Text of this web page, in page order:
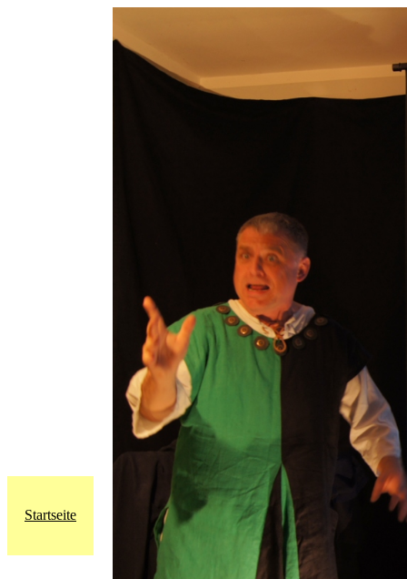
Startseite